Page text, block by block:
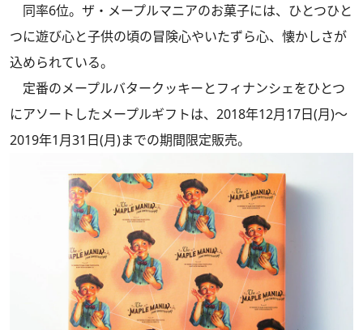
同率6位。ザ・メープルマニアのお菓子には、ひとつひと
つに遊び心と子供の頃の冒険心やいたずら心、懐かしさが
込められている。
定番のメープルバタークッキーとフィナンシェをひとつ
にアソートしたメープルギフトは、2018年12月17日(月)～
2019年1月31日(月)までの期間限定販売。